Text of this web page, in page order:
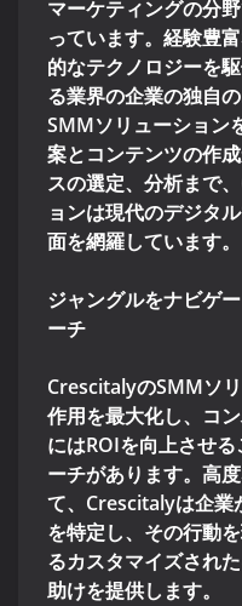
マーケティングの分
っています。経験豊
的なテクノロジーを
る業界の企業の独自
SMMソリューション
案とコンテンツの作
スの選定、分析まで
ョンは現代のデジタ
面を網羅しています。
ジャングルをナビゲ
ーチ
CrescitalyのSMMソ
作用を最大化し、コ
にはROIを向上させ
ーチがあります。高
て、Crescitalyは企業
を特定し、その行動
るカスタマイズされ
助けを提供します。